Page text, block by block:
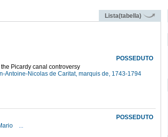
Lista(tabella)
POSSEDUTO
Picardy canal controversy
Antoine-Nicolas de Caritat, marquis de, 1743-1794
POSSEDUTO
...